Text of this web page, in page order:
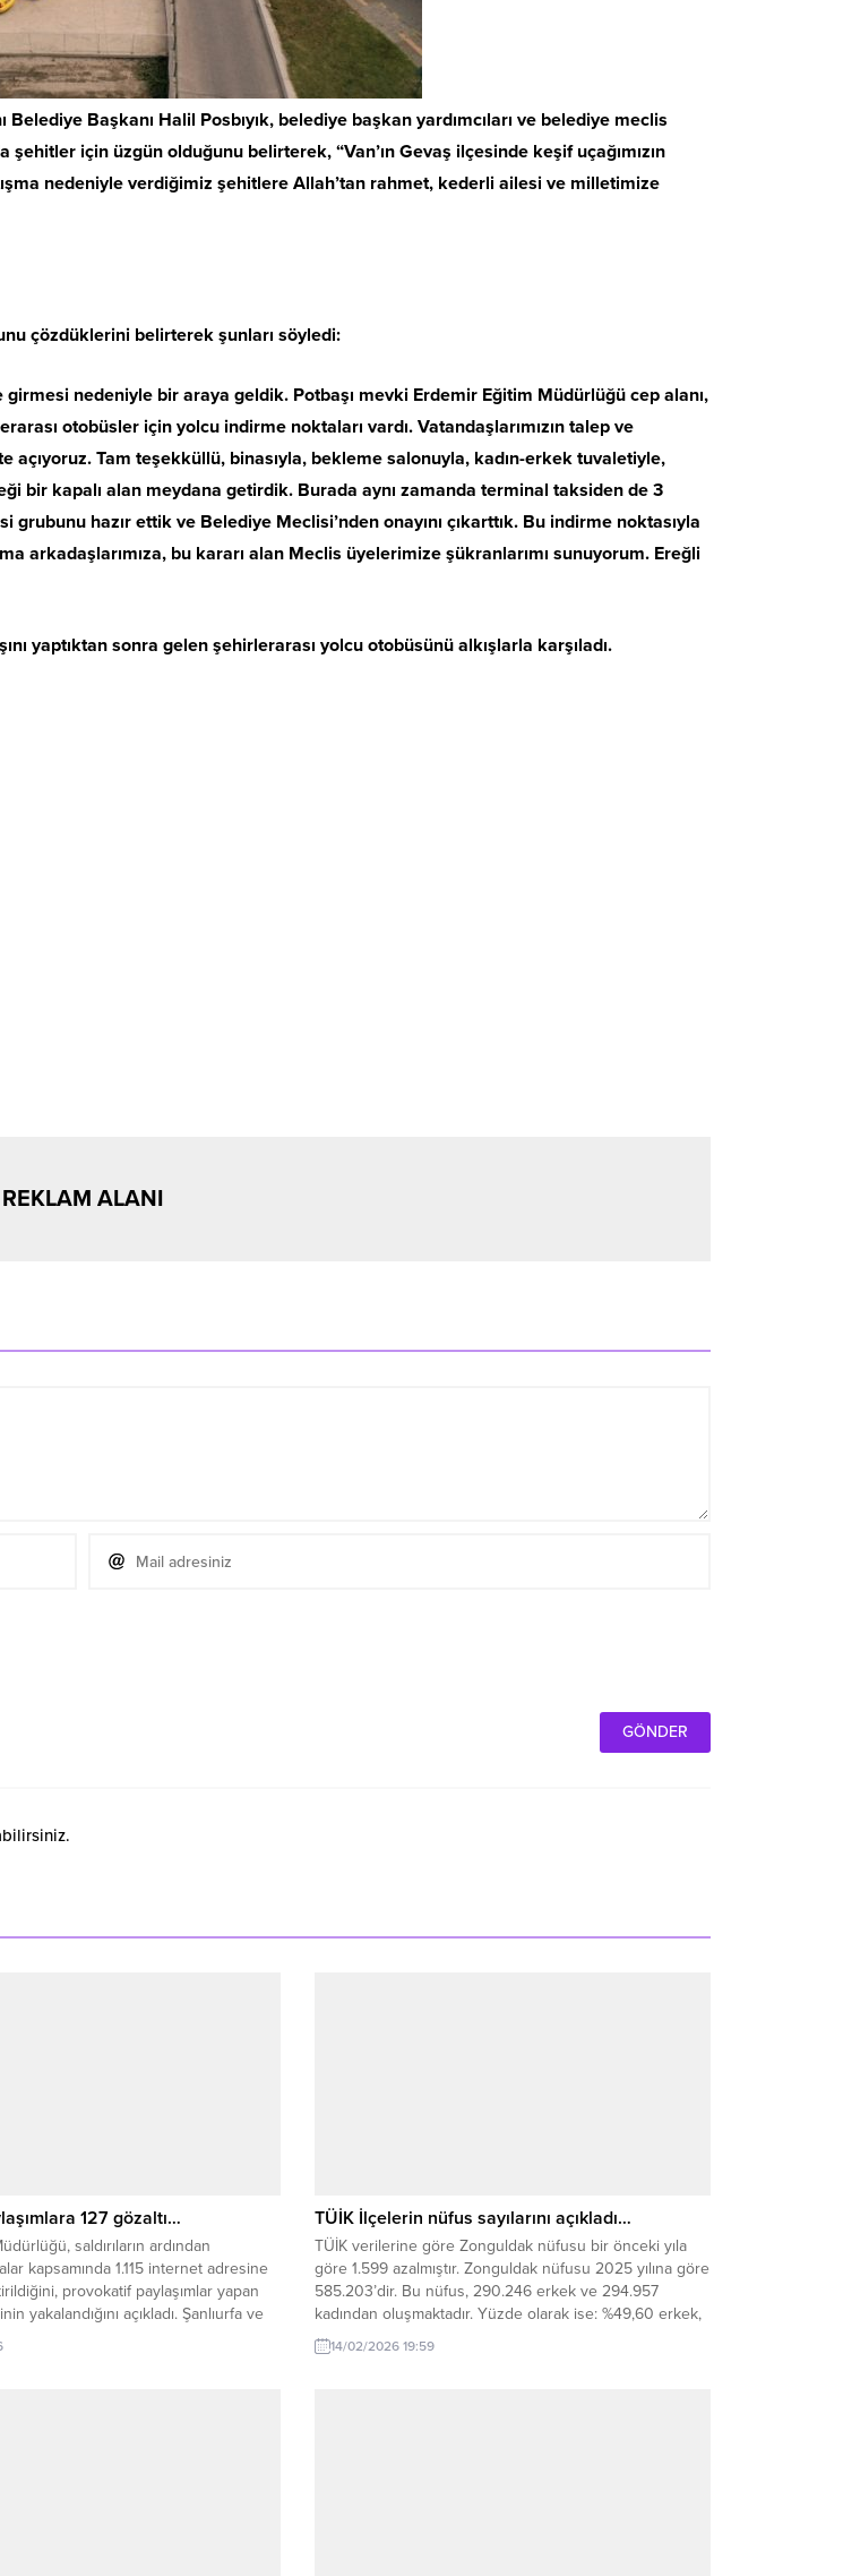
Belediye Başkanı Halil Posbıyık, belediye başkan yardımcıları ve belediye meclis
şehitler için üzgün olduğunu belirterek, “Van’ın Gevaş ilçesinde keşif uçağımızın
nedeniyle verdiğimiz şehitlere Allah’tan rahmet, kederli ailesi ve milletimize
çözdüklerini belirterek şunları söyledi:
nedeniyle bir araya geldik. Potbaşı mevki Erdemir Eğitim Müdürlüğü cep alanı,
otobüsler için yolcu indirme noktaları vardı. Vatandaşlarımızın talep ve
açıyoruz. Tam teşekküllü, binasıyla, bekleme salonuyla, kadın-erkek tuvaletiyle,
bir kapalı alan meydana getirdik. Burada aynı zamanda terminal taksiden de 3
hazır ettik ve Belediye Meclisi’nden onayını çıkarttık. Bu indirme noktasıyla
arkadaşlarımıza, bu kararı alan Meclis üyelerimize şükranlarımı sunuyorum. Ereğli
yaptıktan sonra gelen şehirlerarası yolcu otobüsünü alkışlarla karşıladı.
REKLAM ALANI
127 gözaltı…
saldırıların ardından
kapsamında 1.115 internet adresine
provokatif paylaşımlar yapan
yakalandığını açıkladı. Şanlıurfa ve
meydana gelen okul saldırılarının
güçleri kapsamlı bir çalışma başlattı.
TÜİK İlçelerin nüfus sayılarını açıkladı…
TÜİK verilerine göre Zonguldak nüfusu bir önceki yıla
göre 1.599 azalmıştır. Zonguldak nüfusu 2025 yılına göre
585.203’dir. Bu nüfus, 290.246 erkek ve 294.957
kadından oluşmaktadır. Yüzde olarak ise: %49,60 erkek,
%50,40 kadındır. Zonguldak merkezde nüfus azalırken
ilçelerinin bazılarında nüfus arttı. 2025 ilçe nüfusları
14/02/2026 19:59